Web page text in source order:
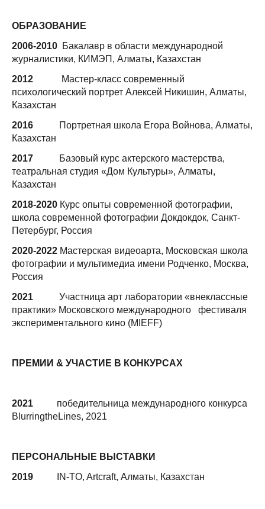
ОБРАЗОВАНИЕ
2006-2010 Бакалавр в области международной
журналистики, КИМЭП, Алматы, Казахстан
2012 Мастер-класс современный
психологический портрет Алексей Никишин, Алматы,
Казахстан
2016
Портретная школа Егора Войнова, Алматы,
Казахстан
2017
Базовый курс актерского мастерства,
театральная студия «Дом Культуры», Алматы,
Казахстан
2018-2020 Курс опыты современной фотографии,
школа современной фотографии Докдокдок, Санкт-
Петербург, Россия
2020-2022 Мастерская видеоарта, Московская школа
фотографии и мультимедиа имени Родченко, Москва,
Россия
2021 Участница арт лаборатории «внеклассные
практики» Московского международного фестиваля
экспериментального кино (MIEFF)
ПРЕМИИ & УЧАСТИЕ В КОНКУРСАХ
2021 победительница международного конкурса
BlurringtheLines, 2021
ПЕРСОНАЛЬНЫЕ ВЫСТАВКИ
2019
IN-TO, Artcraft, Алматы, Казахстан